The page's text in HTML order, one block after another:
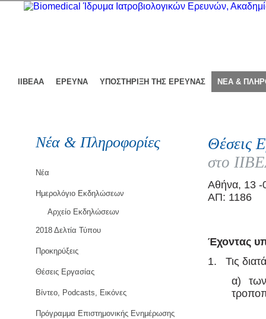
ΙΙΒΕΑΑ ΕΡΕΥΝΑ ΥΠΟΣΤΗΡΙΞΗ ΤΗΣ ΕΡΕΥΝΑΣ ΝΕΑ &
Νέα & Πληροφορίες
Νέα
Ημερολόγιο Εκδηλώσεων
Αρχείο Εκδηλώσεων
2018 Δελτία Τύπου
Προκηρύξεις
Θέσεις Εργασίας
Βίντεο, Podcasts, Εικόνες
Πρόγραμμα Επιστημονικής Ενημέρωσης
Θέσεις
στο
Αθήνα, 13 -
ΑΠ: 1186
Έχοντας
1. Τις
α)